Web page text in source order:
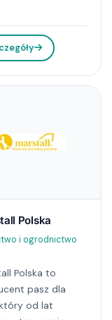
Polska
i ogrodnictwo
Polska to
pasz dla
od lat